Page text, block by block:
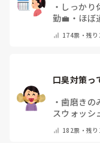
・ しっかり
勤💼 ・ ほぼ
他(コメン
174票・残り
口臭対策っ
・歯磨きの
スウォッシ
りする
フ
の他(コメ
182票・残り